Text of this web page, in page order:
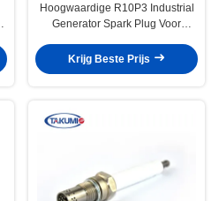
Hoogwaardige R10P3 Industrial
Generator Spark Plug Voor
347257 V5 401824
Krijg Beste Prijs